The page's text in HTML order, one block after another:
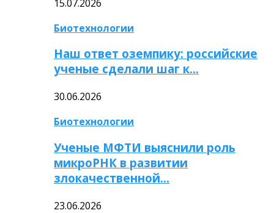
15.07.2026
Биотехнологии
Наш ответ оземпику: российские
ученые сделали шаг к…
30.06.2026
Биотехнологии
Ученые МФТИ выяснили роль
микроРНК в развитии
злокачественной…
23.06.2026